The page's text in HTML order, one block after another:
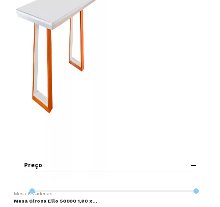
Mesa 6 Cadeiras
Mesa Girona Ello 50000 1,80 x 1,00 Canto Moeda - Mel/Off White
Preço